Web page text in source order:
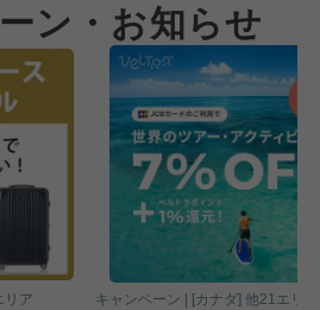
ン・お知らせ
リア キャンペーン | カナダ 他21エリア